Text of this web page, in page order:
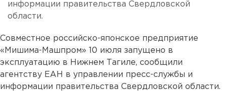
информации правительства Свердловской
области.
Совместное российско-японское предприятие
«Мишима-Машпром» 10 июля запущено в
эксплуатацию в Нижнем Тагиле, сообщили
агентству ЕАН в управлении пресс-службы и
информации правительства Свердловской области.